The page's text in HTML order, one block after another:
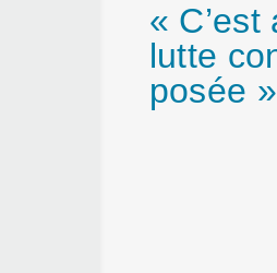
«
lutte
posée »